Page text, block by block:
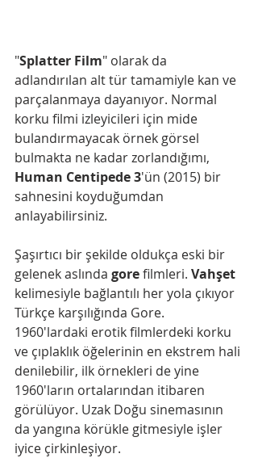
"Splatter Film" olarak da
adlandırılan alt tür tamamiyle kan ve
parçalanmaya dayanıyor. Normal
korku filmi izleyicileri için mide
bulandırmayacak örnek görsel
bulmakta ne kadar zorlandığımı,
Human Centipede 3'ün (2015) bir
sahnesini koyduğumdan
anlayabilirsiniz.
Şaşırtıcı bir şekilde oldukça eski bir
gelenek aslında gore filmleri. Vahşet
kelimesiyle bağlantılı her yola çıkıyor
Türkçe karşılığında Gore.
1960'lardaki erotik filmlerdeki korku
ve çıplaklık öğelerinin en ekstrem hali
denilebilir, ilk örnekleri de yine
1960'ların ortalarından itibaren
görülüyor. Uzak Doğu sinemasının
da yangına körükle gitmesiyle işler
iyice çirkinleşiyor.